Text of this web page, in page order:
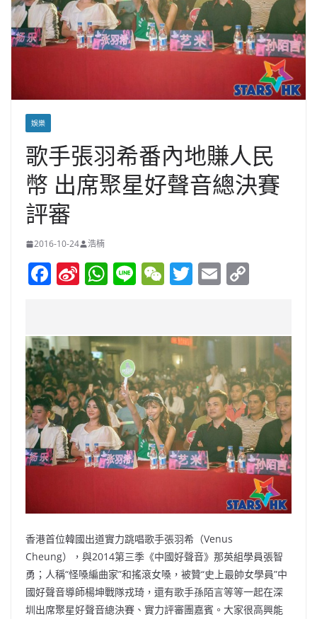
娛樂
歌手張羽希番內地賺人民
幣 出席聚星好聲音總決賽
評審
2016-10-24 浩楠
F
e
b
o
o
k
Si
W
ei
b
o
W
s
A
p
p
Li W
h
at
T
er
E
l y
Li
n
k
香港首位韓國出道實力跳唱歌手張羽希（Venus
Cheung），與2014第三季《中國好聲音》那英組學員張智
勇；人稱“怪嗓編曲家”和搖滾女嗓，被贊“史上最帥女學員”中
國好聲音導師楊坤戰隊戎琦，還有歌手孫陌言等等一起在深
圳出席聚星好聲音總決賽、實力評審團嘉賓。大家很高興能